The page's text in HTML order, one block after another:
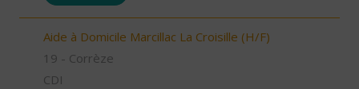
Aide à Domicile Marcillac La Croisille (H/F)
19 - Corrèze
CDI